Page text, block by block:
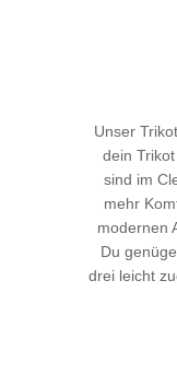
Unser
dein
sind im
mehr
modernen
Du
drei leicht